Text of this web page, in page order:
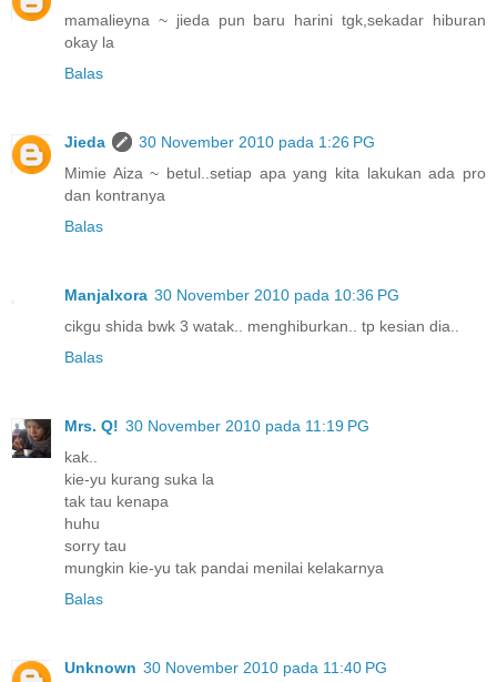
mamalieyna ~ jieda pun baru harini tgk,sekadar hiburan
okay la
Balas
Jieda
30 November 2010 pada 1:26 PG
Mimie Aiza ~ betul..setiap apa yang kita lakukan ada pro
dan kontranya
Balas
ManjaIxora 30 November 2010 pada 10:36 PG
cikgu shida bwk 3 watak.. menghiburkan.. tp kesian dia..
Balas
Mrs. Q! 30 November 2010 pada 11:19 PG
kak..
kie-yu kurang suka la
tak tau kenapa
huhu
sorry tau
mungkin kie-yu tak pandai menilai kelakarnya
Balas
Unknown 30 November 2010 pada 11:40 PG